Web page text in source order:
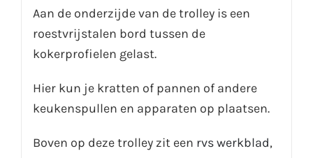
Aan de onderzijde van de trolley is een
roestvrijstalen bord tussen de
kokerprofielen gelast.
Hier kun je kratten of pannen of andere
keukenspullen en apparaten op plaatsen.
Boven op deze trolley zit een rvs werkblad,